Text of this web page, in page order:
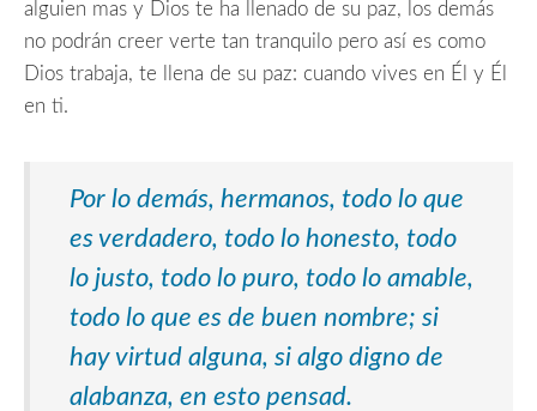
alguien mas y Dios te ha llenado de su paz, los demás
no podrán creer verte tan tranquilo pero así es como
Dios trabaja, te llena de su paz: cuando vives en Él y Él
en ti.
Por lo demás, hermanos, todo lo que
es verdadero, todo lo honesto, todo
lo justo, todo lo puro, todo lo amable,
todo lo que es de buen nombre; si
hay virtud alguna, si algo digno de
alabanza, en esto pensad.